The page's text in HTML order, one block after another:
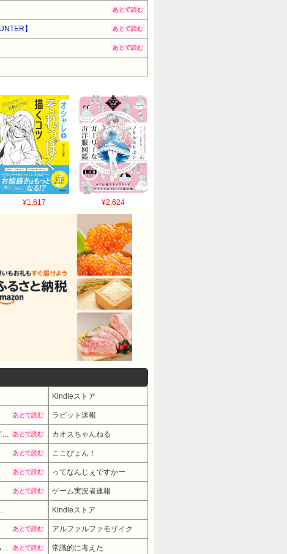
あとで読む
】 あとで読む
あとで読む
¥1,617 ¥2,624
Kindleストア
あとで読む ラビット速報
あとで読む カオスちゃんねる
あとで読む ここぴょん！
あとで読む ってなんじぇですかー
あとで読む ゲーム実況者速報
Kindleストア
あとで読む アルファルファモザイク
あとで読む 常識的に考えた